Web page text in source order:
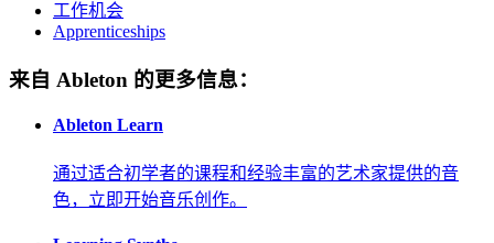
工作机会
Apprenticeships
来自 Ableton 的更多信息：
Ableton Learn
通过适合初学者的课程和经验丰富的艺术家提供的音
色，立即开始音乐创作。